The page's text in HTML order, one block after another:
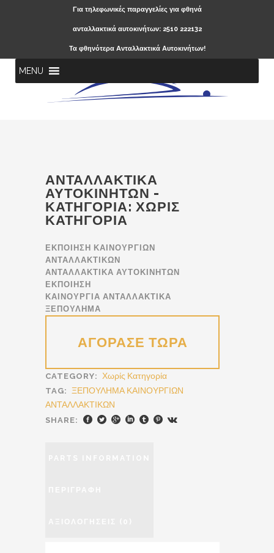
Για τηλεφωνικές παραγγελίες για φθηνά
ανταλλακτικά αυτοκινήτων: 2510 222132
Τα φθηνότερα Ανταλλακτικά Αυτοκινήτων!
MENU
ΑΝΤΑΛΛΑΚΤΙΚΆ
ΑΥΤΟΚΙΝΉΤΩΝ -
ΚΑΤΗΓΟΡΊΑ: ΧΩΡΊΣ
ΚΑΤΗΓΟΡΊΑ
ΕΚΠΟΙΗΣΗ ΚΑΙΝΟΥΡΓΙΩΝ
ΑΝΤΑΛΛΑΚΤΙΚΩΝ
ΑΝΤΑΛΛΑΚΤΙΚΑ ΑΥΤΟΚΙΝΗΤΩΝ
ΕΚΠΟΙΗΣΗ
ΚΑΙΝΟΥΡΓΙΑ ΑΝΤΑΛΛΑΚΤΙΚΑ
ΞΕΠΟΥΛΗΜΑ
CATEGORY: Χωρίς Κατηγορία
TAG: ΞΕΠΟΥΛΗΜΑ ΚΑΙΝΟΥΡΓΙΩΝ
ΑΝΤΑΛΛΑΚΤΙΚΩΝ
SHARE: